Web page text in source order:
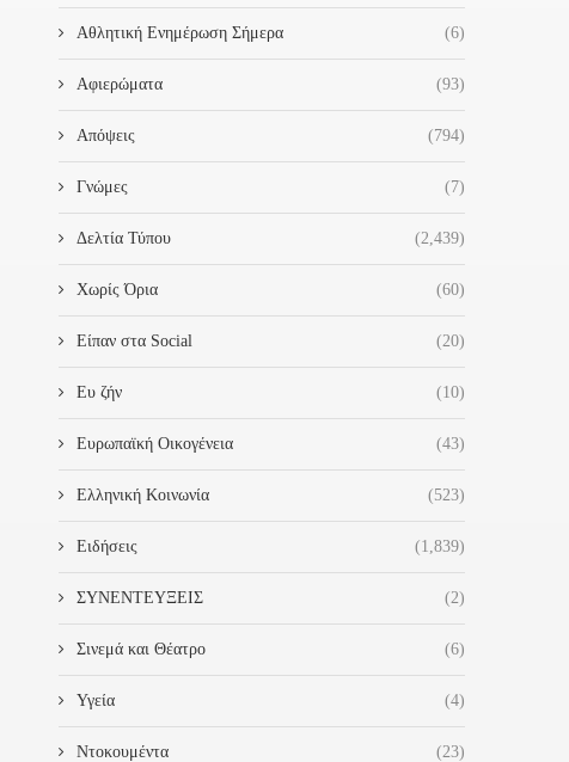
Αθλητική Ενημέρωση Σήμερα (6)
Αφιερώματα (93)
Απόψεις (794)
Γνώμες (7)
Δελτία Τύπου (2,439)
Χωρίς Όρια (60)
Είπαν στα Social (20)
Ευ ζήν (10)
Ευρωπαϊκή Οικογένεια (43)
Ελληνική Κοινωνία (523)
Ειδήσεις (1,839)
ΣΥΝΕΝΤΕΥΞΕΙΣ (2)
Σινεμά και Θέατρο (6)
Υγεία (4)
Ντοκουμέντα (23)